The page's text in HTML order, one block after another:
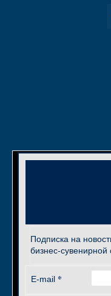
Подписка на
бизнес-сувенирной
E-mail *